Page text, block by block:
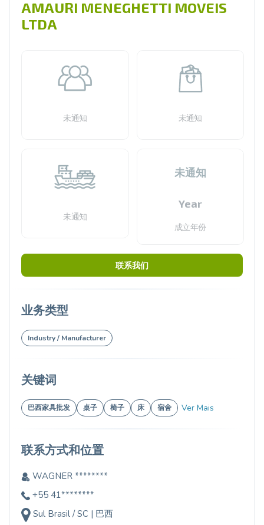
AMAURI MENEGHETTI MOVEIS
LTDA
未通知 未通知
未通知
未通知
Year
成立年份
联系我们
业务类型
Industry / Manufacturer
关键词
巴西家具批发 桌子 椅子 床 宿舍 Ver Mais
联系方式和位置
WAGNER ********
+55 41********
Sul Brasil / SC | 巴西